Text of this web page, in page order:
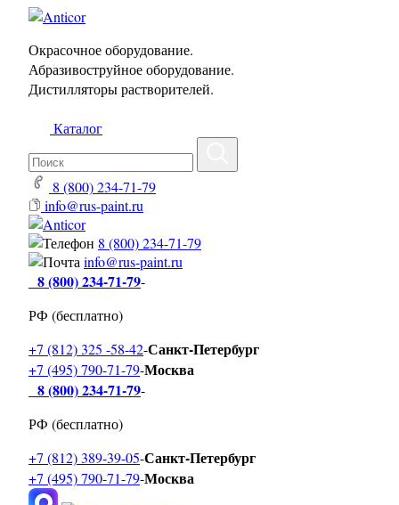
Окрасочное оборудование.
Абразивоструйное оборудование.
Дистилляторы растворителей.
Каталог
8 (800) 234-71-79
info@rus-paint.ru
8 (800) 234-71-79
info@rus-paint.ru
8 (800) 234-71-79-
РФ (бесплатно)
+7 (812) 325 -58-42-Санкт-Петербург
+7 (495) 790-71-79-Москва
8 (800) 234-71-79-
РФ (бесплатно)
+7 (812) 389-39-05-Санкт-Петербург
+7 (495) 790-71-79-Москва